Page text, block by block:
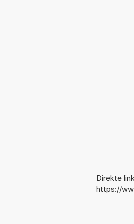
Direkte
https://